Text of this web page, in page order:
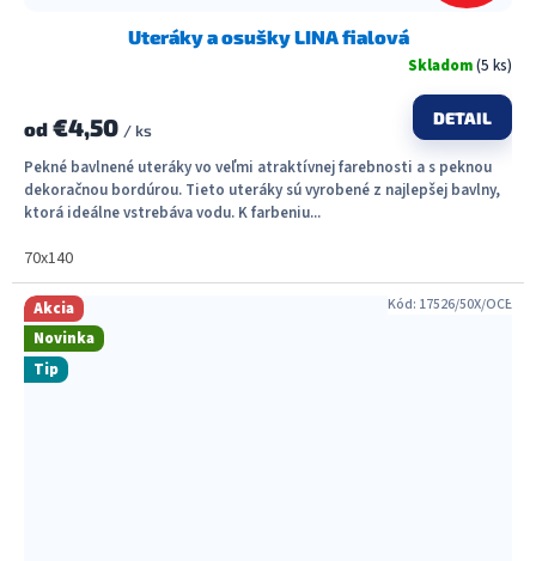
Uteráky a osušky LINA fialová
Skladom(5 ks)
od €4,50 / ks
DETAIL
Pekné bavlnené uteráky vo veľmi atraktívnej farebnosti a s peknou
dekoračnou bordúrou. Tieto uteráky sú vyrobené z najlepšej bavlny,
ktorá ideálne vstrebáva vodu. K farbeniu...
70x140
Akcia
Novinka
Tip
Kód: 17526/50X/OCE